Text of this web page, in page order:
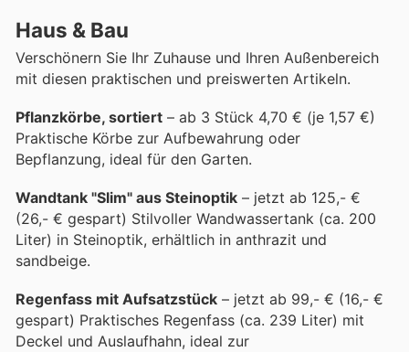
Haus & Bau
Verschönern Sie Ihr Zuhause und Ihren Außenbereich
mit diesen praktischen und preiswerten Artikeln.
Pflanzkörbe, sortiert – ab 3 Stück 4,70 € (je 1,57 €)
Praktische Körbe zur Aufbewahrung oder
Bepflanzung, ideal für den Garten.
Wandtank "Slim" aus Steinoptik – jetzt ab 125,- €
(26,- € gespart) Stilvoller Wandwassertank (ca. 200
Liter) in Steinoptik, erhältlich in anthrazit und
sandbeige.
Regenfass mit Aufsatzstück – jetzt ab 99,- € (16,- €
gespart) Praktisches Regenfass (ca. 239 Liter) mit
Deckel und Auslaufhahn, ideal zur